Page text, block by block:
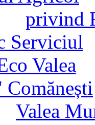
privind
Valea